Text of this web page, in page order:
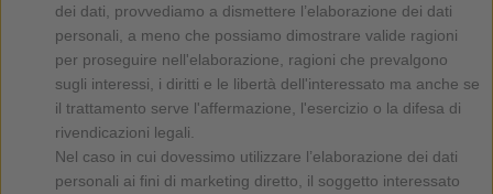
dei dati, provvediamo a dismettere l’elaborazione dei dati
personali, a meno che possiamo dimostrare valide ragioni
per proseguire nell'elaborazione, ragioni che prevalgono
sugli interessi, i diritti e le libertà dell'interessato ma anche se
il trattamento serve l'affermazione, l'esercizio o la difesa di
rivendicazioni legali.
Nel caso in cui dovessimo utilizzare l’elaborazione dei dati
personali ai fini di marketing diretto, il soggetto interessato